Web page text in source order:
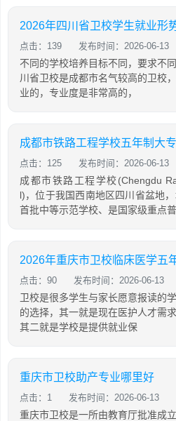
2026年四川省卫校学生就业形
点击：139 发布时间：2026-06-13
不同的学校培养目标不同，要求不
川省卫校是成都市名气较高的卫校
业的，专业度是非常高的，
点击：125 发布时间：2026-06-13
成都市铁路工程学校(Chengdu
l)，位于我国西南地区四川省盆地
首批中等示范学校、是国家级重点
2026年重庆市卫校临床医学五
点击：90 发布时间：2026-06-13
卫校是很多学生与家长愿意报读的
的选择，其一就是现在医护人才需
其二就是学校是提供就业保
重庆市卫校助产专业哪里好
点击：1 发布时间：2026-06-13
重庆市卫校是一所由教育厅批准成